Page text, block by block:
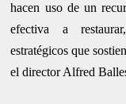
hacen uso de un
efectiva a
estratégicos que
el director Alfred